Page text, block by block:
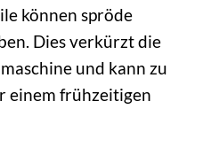
können spröde
Dies verkürzt die
und kann zu
einem frühzeitigen